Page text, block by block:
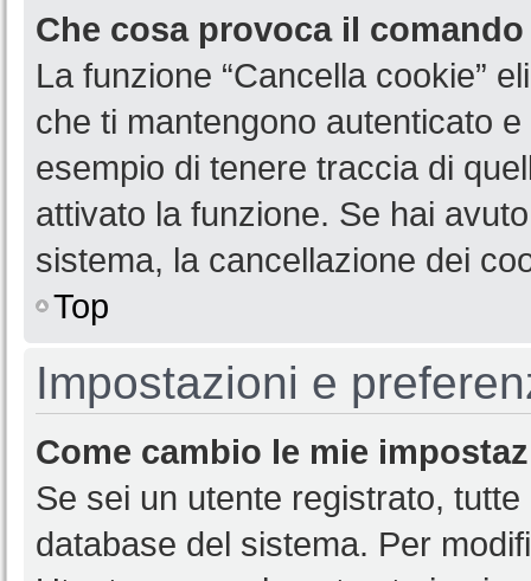
Che cosa provoca il
La funzione “Cancella cookie”
che ti mantengono autenticato
esempio di tenere traccia di
attivato la funzione. Se hai
sistema, la cancellazione dei
Top
Impostazioni e
Come cambio le mie
Se sei un utente registrato,
database del sistema. Per